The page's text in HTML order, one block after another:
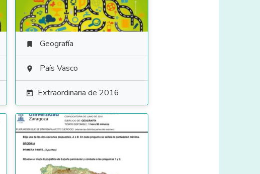
 Geografía
 País Vasco
 Extraordinaria de 2016